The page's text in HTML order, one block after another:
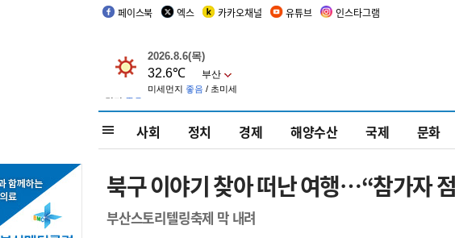
페이스북 엑스 카카오채널 유튜브 인스타그램
사회 정치 경제 해양수산 국제 문화
북구 이야기 찾아 떠난 여행…“참가자
부산스토리텔링축제 막 내려